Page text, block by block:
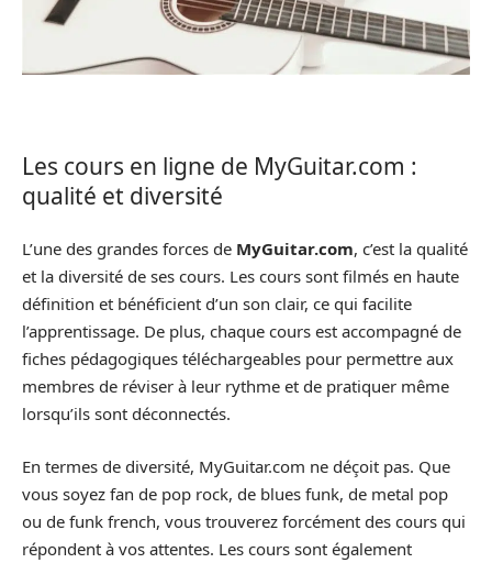
Les cours en ligne de MyGuitar.com :
qualité et diversité
L’une des grandes forces de MyGuitar.com, c’est la qualité
et la diversité de ses cours. Les cours sont filmés en haute
définition et bénéficient d’un son clair, ce qui facilite
l’apprentissage. De plus, chaque cours est accompagné de
fiches pédagogiques téléchargeables pour permettre aux
membres de réviser à leur rythme et de pratiquer même
lorsqu’ils sont déconnectés.
En termes de diversité, MyGuitar.com ne déçoit pas. Que
vous soyez fan de pop rock, de blues funk, de metal pop
ou de funk french, vous trouverez forcément des cours qui
répondent à vos attentes. Les cours sont également